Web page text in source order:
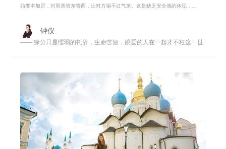
始变本加厉，对男票管东管西，让对方喘不过气来。这是缺乏安全感的体现，
钟仪
—— 缘分只是懦弱的托辞，生命苦短，跟爱的人在一起才不枉这一世